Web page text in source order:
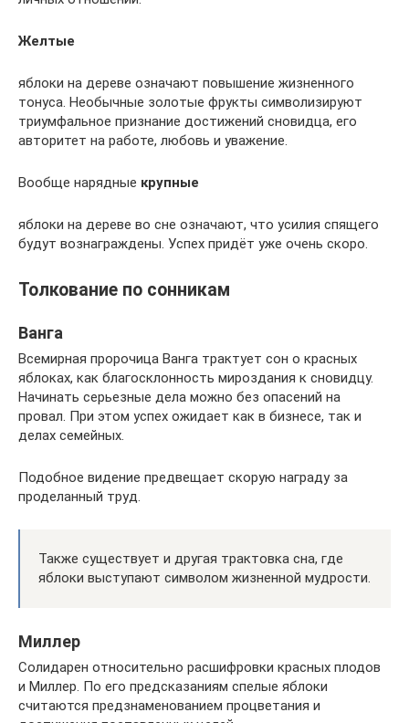
Желтые
яблоки на дереве означают повышение жизненного
тонуса. Необычные золотые фрукты символизируют
триумфальное признание достижений сновидца, его
авторитет на работе, любовь и уважение.
Вообще нарядные крупные
яблоки на дереве во сне означают, что усилия спящего
будут вознаграждены. Успех придёт уже очень скоро.
Толкование по сонникам
Ванга
Всемирная пророчица Ванга трактует сон о красных
яблоках, как благосклонность мироздания к сновидцу.
Начинать серьезные дела можно без опасений на
провал. При этом успех ожидает как в бизнесе, так и
делах семейных.
Подобное видение предвещает скорую награду за
проделанный труд.
Также существует и другая трактовка сна, где
яблоки выступают символом жизненной мудрости.
Миллер
Солидарен относительно расшифровки красных плодов
и Миллер. По его предсказаниям спелые яблоки
считаются предзнаменованием процветания и